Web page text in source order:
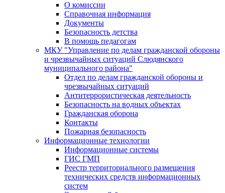
О комиссии
Справочная информация
Документы
Безопасность детства
В помощь педагогам
МКУ "Управление по делам гражданской обороны
и чрезвычайных ситуаций Слюдянского
муниципального района"
Отдел по делам гражданской обороны и
чрезвычайных ситуаций
Антитеррористическая деятельность
Безопасность на водных объектах
Гражданская оборона
Контакты
Пожарная безопасность
Информационные технологии
Информационные системы
ГИС ГМП
Реестр территориального размещения
технических средств информационных
систем